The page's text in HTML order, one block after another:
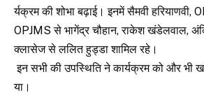
र्यक्रम की शोभा बढ़ाई। इनमें सैमवी हरियाणवी,
OPJMS से भागेंद्रचौहान, राकेश खंडेलवाल,
क्लासेज से ललित हुड्डा शामिल रहे।
इन सभी की उपस्थिति ने कार्यक्रम को और भी
या।